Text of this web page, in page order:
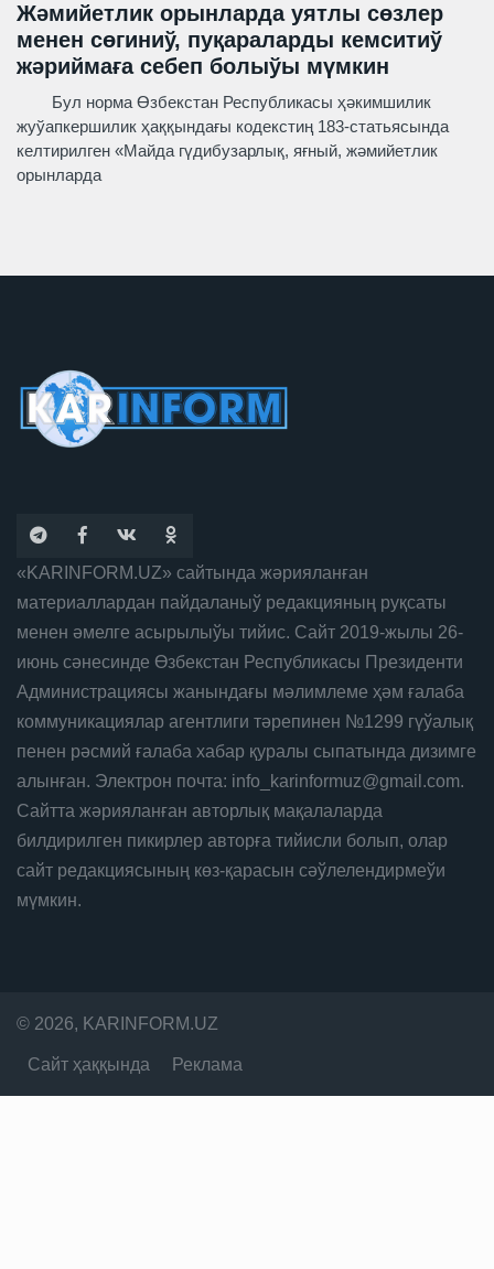
Жәмийетлик орынларда уятлы сөзлер
менен сөгиниў, пуқараларды кемситиў
жәриймаға себеп болыўы мүмкин
Бул норма Өзбекстан Республикасы ҳәкимшилик
жуўапкершилик ҳаққындағы кодекстиң 183-статьясында
келтирилген «Майда гүдибузарлық, яғный, жәмийетлик
орынларда
«KARINFORM.UZ» сайтында жәрияланған
материаллардан пайдаланыў редакцияның руқсаты
менен әмелге асырылыўы тийис. Сайт 2019-жылы 26-
июнь сәнесинде Өзбекстан Республикасы Президенти
Администрациясы жанындағы мәлимлеме ҳәм ғалаба
коммуникациялар агентлиги тәрепинен №1299 гүўалық
пенен рәсмий ғалаба хабар қуралы сыпатында дизимге
алынған. Электрон почта: info_karinformuz@gmail.com.
Сайтта жәрияланған авторлық мақалаларда
билдирилген пикирлер авторға тийисли болып, олар
сайт редакциясының көз-қарасын сәўлелендирмеўи
мүмкин.
© 2026, KARINFORM.UZ
Сайт ҳаққында Реклама